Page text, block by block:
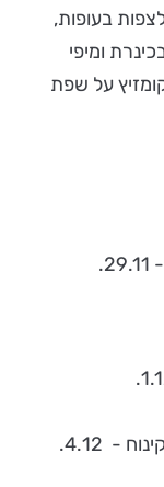
בעופות,
ומיפי
על שפת
- 4.12.